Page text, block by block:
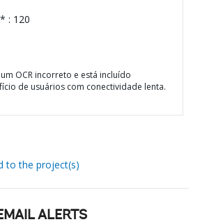
: 120
OCR incorreto e está incluído
de usuários com conectividade lenta.
to the project(s)
ALERTS